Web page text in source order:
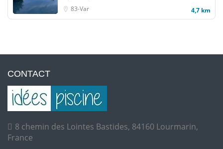
83-Var
4,7 km
CONTACT
8 chemin des Lointes Bastides, 84160 Lourmarin,
France